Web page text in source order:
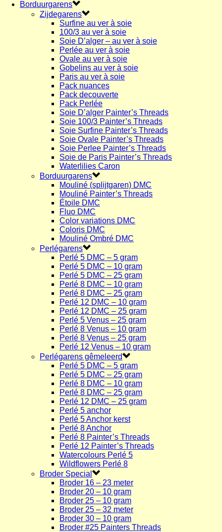
Borduurgarens
Zijdegarens
Surfine au ver à soie
100/3 au ver à soie
Soie D’alger – au ver à soie
Perlée au ver à soie
Ovale au ver à soie
Gobelins au ver à soie
Paris au ver à soie
Pack nuances
Pack decouverte
Pack Perlée
Soie D’alger Painter’s Threads
Soie 100/3 Painter’s Threads
Soie Surfine Painter’s Threads
Soie Ovale Painter’s Threads
Soie Perlee Painter’s Threads
Soie de Paris Painter’s Threads
Waterlilies Caron
Borduurgarens
Mouliné (splijtgaren) DMC
Mouliné Painter’s Threads
Étoile DMC
Fluo DMC
Color variations DMC
Coloris DMC
Mouliné Ombré DMC
Perlégarens
Perlé 5 DMC – 5 gram
Perlé 5 DMC – 10 gram
Perlé 5 DMC – 25 gram
Perlé 8 DMC – 10 gram
Perlé 8 DMC – 25 gram
Perlé 12 DMC – 10 gram
Perlé 12 DMC – 25 gram
Perlé 5 Venus – 25 gram
Perlé 8 Venus – 10 gram
Perlé 8 Venus – 25 gram
Perlé 12 Venus – 10 gram
Perlégarens gêmeleerd
Perlé 5 DMC – 5 gram
Perlé 5 DMC – 25 gram
Perlé 8 DMC – 10 gram
Perlé 8 DMC – 25 gram
Perlé 12 DMC – 25 gram
Perlé 5 anchor
Perlé 5 Anchor kerst
Perlé 8 Anchor
Perlé 8 Painter’s Threads
Perlé 12 Painter’s Threads
Watercolours Perlé 5
Wildflowers Perlé 8
Broder Special
Broder 16 – 23 meter
Broder 20 – 10 gram
Broder 25 – 10 gram
Broder 25 – 32 meter
Broder 30 – 10 gram
Broder #25 Painters Threads